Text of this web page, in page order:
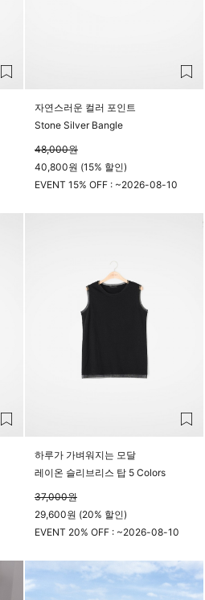
자연스러운 컬러 포인트
Stone Silver Bangle
48,000원
40,800원 (15% 할인)
EVENT 15% OFF : ~2026-08-10
하루가 가벼워지는 모달
레이온 슬리브리스 탑 5 Colors
37,000원
29,600원 (20% 할인)
EVENT 20% OFF : ~2026-08-10